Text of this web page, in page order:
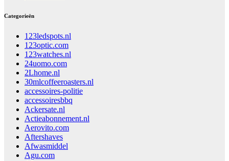
Categorieën
123ledspots.nl
123optic.com
123watches.nl
24uomo.com
2Lhome.nl
30mlcoffeeroasters.nl
accessoires-politie
accessoiresbbq
Ackersate.nl
Actieabonnement.nl
Aerovito.com
Aftershaves
Afwasmiddel
Agu.com